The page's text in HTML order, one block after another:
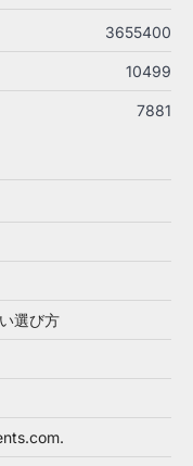
3655400
10499
7881
選び方